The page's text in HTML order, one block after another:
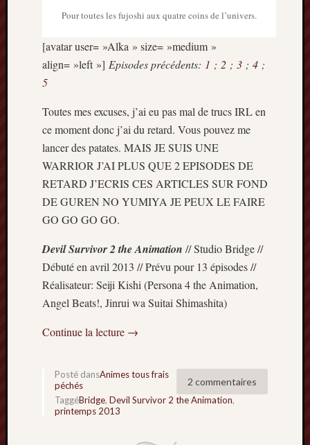
Pour toutes les fujoshi aux quatre coins de l’univers.
[avatar user= »Alka » size= »medium »
align= »left »] Episodes précédents: 1 ; 2 ; 3 ; 4 ;
5
Toutes mes excuses, j’ai eu pas mal de trucs IRL en
ce moment donc j’ai du retard. Vous pouvez me
lancer des patates. MAIS JE SUIS UNE
WARRIOR J’AI PLUS QUE 2 EPISODES DE
RETARD J’ECRIS CES ARTICLES SUR FOND
DE GUREN NO YUMIYA JE PEUX LE FAIRE
GO GO GO GO.
Devil Survivor 2 the Animation // Studio Bridge //
Débuté en avril 2013 // Prévu pour 13 épisodes //
Réalisateur: Seiji Kishi (Persona 4 the Animation,
Angel Beats!, Jinrui wa Suitai Shimashita)
Continue la lecture →
2 commentaires
Posté dansAnimes tous frais
péchés
TaggéBridge, Devil Survivor 2 the Animation,
printemps 2013